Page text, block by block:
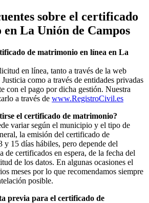
sobre el certificado
en La Unión de Campos
de matrimonio en línea en La
en línea, tanto a través de la web
como a través de entidades privadas
con el pago por dicha gestión. Nuestra
a través de www.RegistroCivil.es
el certificado de matrimonio?
variar según el municipio y el tipo de
la emisión del certificado de
y 15 días hábiles, pero depende del
certificados en espera, de la fecha del
de los datos. En algunas ocasiones el
meses por lo que recomendamos siempre
posible.
previa para el certificado de